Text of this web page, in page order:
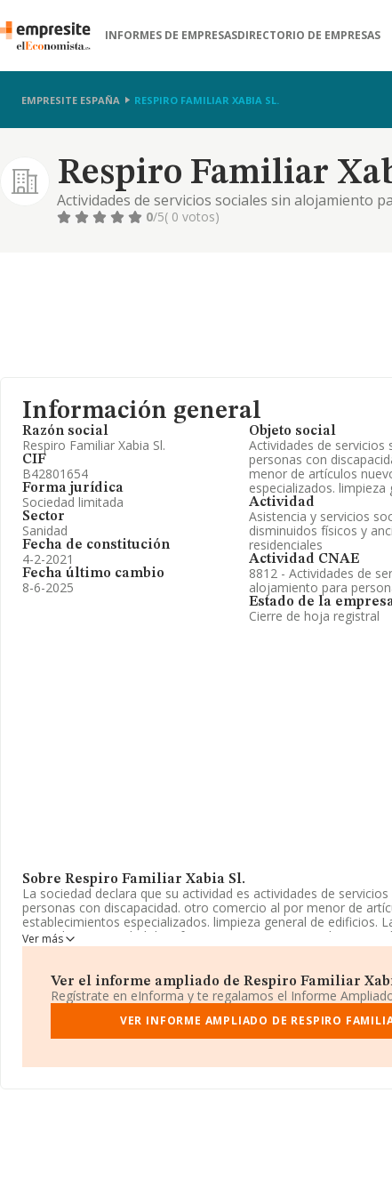
INFORMES DE EMPRESASDIRECTORIO DE EMPRESAS
EMPRESITE ESPAÑA RESPIRO FAMILIAR XABIA SL.
Respiro Familiar
Actividades de servicios sociales sin alojamiento
menor de artículos nuevos en establecimientos
0/5( 0 votos)
Información general
Razón social
Respiro Familiar Xabia Sl.
CIF
B42801654
Forma jurídica
Sociedad limitada
Sector
Sanidad
Fecha de constitución
4-2-2021
Fecha último cambio
8-6-2025
Objeto social
Actividades de
personas con
menor de artículos
especializados. limpieza
Actividad
Asistencia y servicios
disminuidos físicos y
residenciales
Actividad CNAE
8812 - Actividades de
alojamiento para
Estado de la
Cierre de hoja registral
Sobre Respiro Familiar Xabia Sl.
La sociedad declara que su actividad es actividades de
personas con discapacidad. otro comercio al por menor de
establecimientos especializados. limpieza general de edificios.
Limitada. La actividad de referencia CNAE corresponde a
sin alojamiento para personas con discapacidad', cuyo Código
La sociedad españolaRespiro Familiar Xabia S.L, CIF
Calle Santisimo Cristo Del Mar núm. 21 Piso 1 Pta 4, (03730),
Alicante, Comunidad Valenciana.
nacional la facturación alcanza la cifra de 324 millones de
Ver más
Ver el informe ampliado de Respiro Familiar
Regístrate en eInforma y te regalamos el Informe
VER INFORME AMPLIADO DE RESPIRO